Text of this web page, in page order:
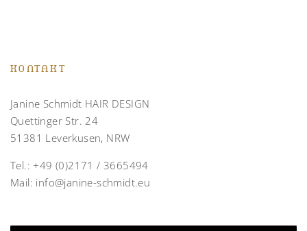
KONTAKT
Janine Schmidt HAIR DESIGN
Quettinger Str. 24
51381 Leverkusen, NRW
Tel.:+49 (0)2171 / 3665494
Mail: info@janine-schmidt.eu